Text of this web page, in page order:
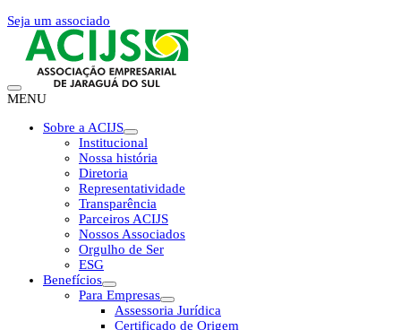
Seja um associado
MENU
Sobre a ACIJS
Institucional
Nossa história
Diretoria
Representatividade
Transparência
Parceiros ACIJS
Nossos Associados
Orgulho de Ser
ESG
Benefícios
Para Empresas
Assessoria Jurídica
Certificado de Origem